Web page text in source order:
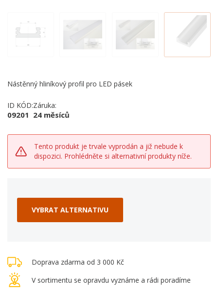
Nástěnný hliníkový profil pro LED pásek
ID KÓD:
09201
Záruka:
24 měsíců
Tento produkt je trvale vyprodán a již nebude k
dispozici. Prohlédněte si alternativní produkty níže.
VYBRAT ALTERNATIVU
Doprava zdarma od 3 000 Kč
V sortimentu se opravdu vyznáme a rádi poradíme